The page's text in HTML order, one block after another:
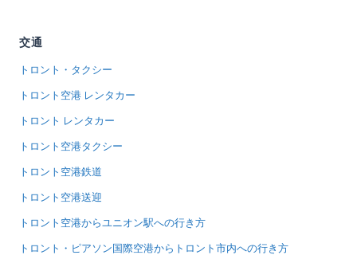
交通
トロント・タクシー
トロント空港 レンタカー
トロント レンタカー
トロント空港タクシー
トロント空港鉄道
トロント空港送迎
トロント空港からユニオン駅への行き方
トロント・ピアソン国際空港からトロント市内への行き方